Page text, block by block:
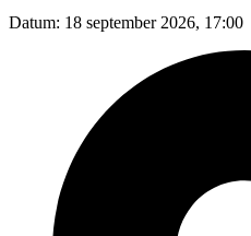
Datum: 18 september 2026, 17:00